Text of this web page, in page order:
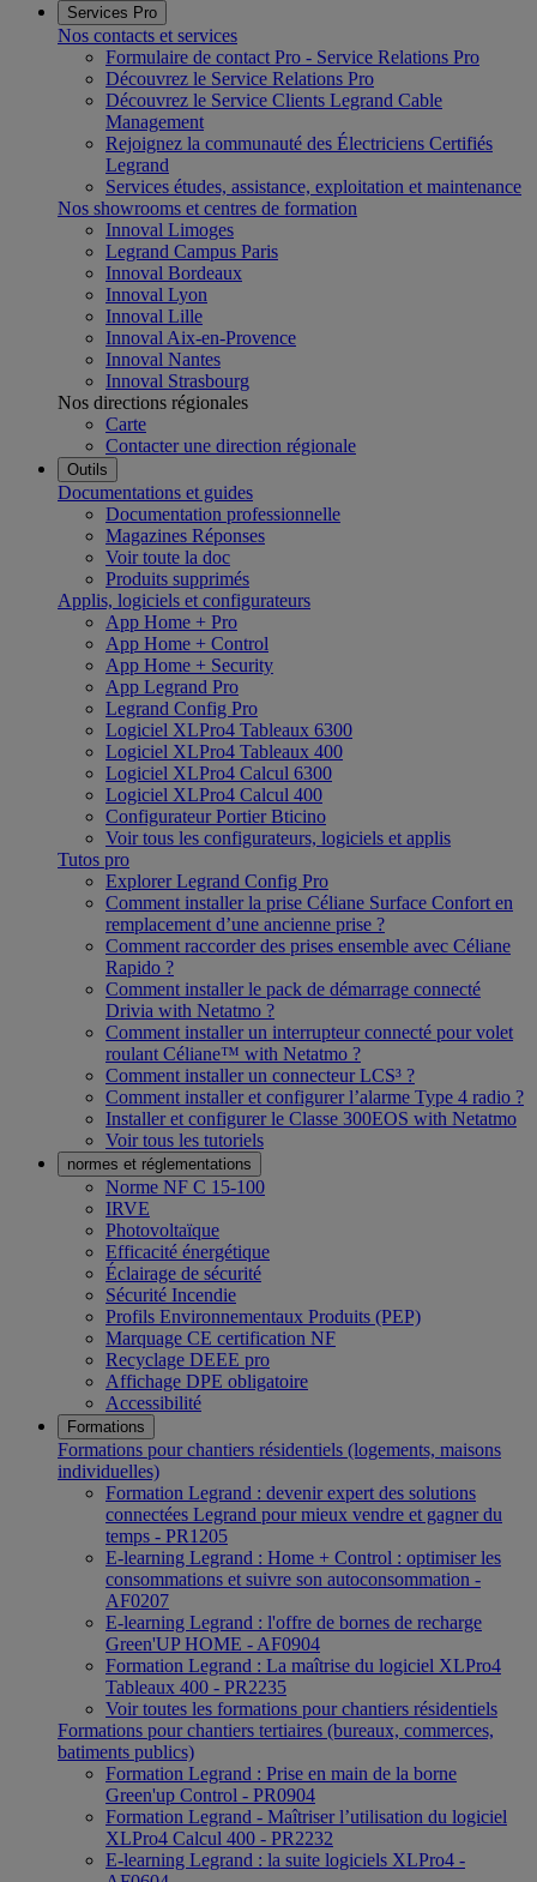
Services Pro
Nos contacts et services
Formulaire de contact Pro - Service Relations Pro
Découvrez le Service Relations Pro
Découvrez le Service Clients Legrand Cable
Management
Rejoignez la communauté des Électriciens Certifiés
Legrand
Services études, assistance, exploitation et maintenance
Nos showrooms et centres de formation
Innoval Limoges
Legrand Campus Paris
Innoval Bordeaux
Innoval Lyon
Innoval Lille
Innoval Aix-en-Provence
Innoval Nantes
Innoval Strasbourg
Nos directions régionales
Carte
Contacter une direction régionale
Outils
Documentations et guides
Documentation professionnelle
Magazines Réponses
Voir toute la doc
Produits supprimés
Applis, logiciels et configurateurs
App Home + Pro
App Home + Control
App Home + Security
App Legrand Pro
Legrand Config Pro
Logiciel XLPro4 Tableaux 6300
Logiciel XLPro4 Tableaux 400
Logiciel XLPro4 Calcul 6300
Logiciel XLPro4 Calcul 400
Configurateur Portier Bticino
Voir tous les configurateurs, logiciels et applis
Tutos pro
Explorer Legrand Config Pro
Comment installer la prise Céliane Surface Confort en
remplacement d’une ancienne prise ?
Comment raccorder des prises ensemble avec Céliane
Rapido ?
Comment installer le pack de démarrage connecté
Drivia with Netatmo ?
Comment installer un interrupteur connecté pour volet
roulant Céliane™ with Netatmo ?
Comment installer un connecteur LCS³ ?
Comment installer et configurer l’alarme Type 4 radio ?
Installer et configurer le Classe 300EOS with Netatmo
Voir tous les tutoriels
normes et réglementations
Norme NF C 15-100
IRVE
Photovoltaïque
Efficacité énergétique
Éclairage de sécurité
Sécurité Incendie
Profils Environnementaux Produits (PEP)
Marquage CE certification NF
Recyclage DEEE pro
Affichage DPE obligatoire
Accessibilité
Formations
Formations pour chantiers résidentiels (logements, maisons
individuelles)
Formation Legrand : devenir expert des solutions
connectées Legrand pour mieux vendre et gagner du
temps - PR1205
E-learning Legrand : Home + Control : optimiser les
consommations et suivre son autoconsommation -
AF0207
E-learning Legrand : l'offre de bornes de recharge
Green'UP HOME - AF0904
Formation Legrand : La maîtrise du logiciel XLPro4
Tableaux 400 - PR2235
Voir toutes les formations pour chantiers résidentiels
Formations pour chantiers tertiaires (bureaux, commerces,
batiments publics)
Formation Legrand : Prise en main de la borne
Green'up Control - PR0904
Formation Legrand - Maîtriser l’utilisation du logiciel
XLPro4 Calcul 400 - PR2232
E-learning Legrand : la suite logiciels XLPro4 -